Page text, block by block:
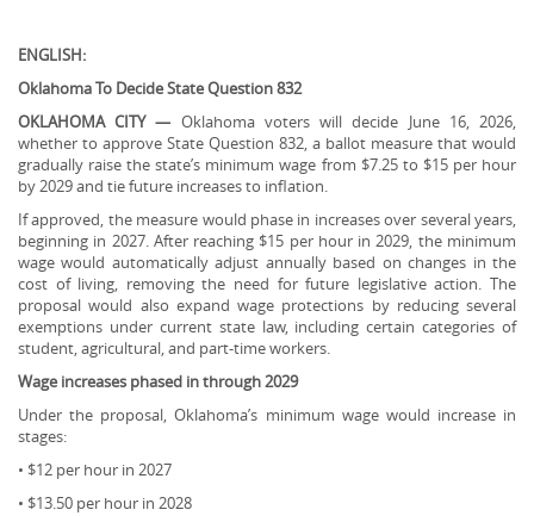
ENGLISH:
Oklahoma To Decide State Question 832
OKLAHOMA CITY — Oklahoma voters will decide June 16, 2026,
whether to approve State Question 832, a ballot measure that would
gradually raise the state’s minimum wage from $7.25 to $15 per hour
by 2029 and tie future increases to inflation.
If approved, the measure would phase in increases over several years,
beginning in 2027. After reaching $15 per hour in 2029, the minimum
wage would automatically adjust annually based on changes in the
cost of living, removing the need for future legislative action. The
proposal would also expand wage protections by reducing several
exemptions under current state law, including certain categories of
student, agricultural, and part-time workers.
Wage increases phased in through 2029
Under the proposal, Oklahoma’s minimum wage would increase in
stages:
• $12 per hour in 2027
• $13.50 per hour in 2028